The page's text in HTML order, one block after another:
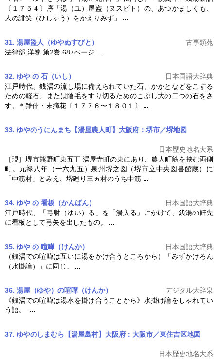
〔１７５４〕序「湯（ユ）屋盗（ヌスビト）の、あつかましくも、
人の誹笑（ひしゃう）をかえりみず」 ...
31. 湯屋盜人 （ゆやぬすびと）
古事類苑
法律部 洋巻 第2巻 687ページ ...
32. ゆや の 石（いし）
日本国語大辞典
江戸時代、銭湯の流し場に備えられていた石。かかとなどをこする
ための軽石、または陰毛をすり切るためのこぶし大の二つの石をさ
す。＊雑俳・末摘花〔１７７６〜１８０１〕 ...
33. ゆやのうにんまち【湯屋農人町】大阪府：堺市／堺地図
日本歴史地名大系
［現］堺市熊野町東五丁 湯屋寺町の東にあり、農人町筋を挟む両側
町。元禄八年（一六九五）泉州堺之図（堺市立中央図書館蔵）に
「中筋村」とみえ、堺廻り三ヵ村のうち中筋 ...
34. ゆや の 看板（かんばん）
日本国語大辞典
江戸時代、「弓射（ゆい）る」を「湯入る」にかけて、銭湯の軒先
に看板として弓矢を出したもの。 ...
35. ゆや の 喧嘩（けんか）
日本国語大辞典
（銭湯での喧嘩は互いに湯をかけ合うところから）「みずかけろん
（水掛論）」に同じ。 ...
36. 湯屋（ゆや）の喧嘩（けんか）
デジタル大辞泉
《銭湯での喧嘩は湯水を掛け合うことから》水掛け論をしゃれてい
う語。 ...
37. ゆやのしまむら【湯屋島村】大阪府：大阪市／東住吉区地図
日本歴史地名大系